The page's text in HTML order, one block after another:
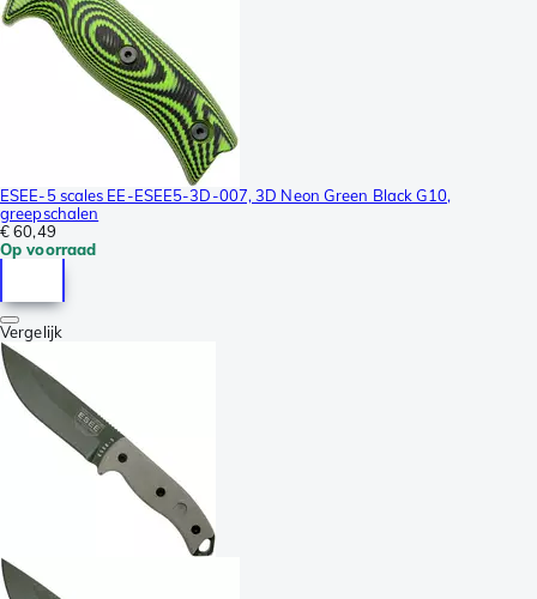
ESEE-5 scales EE-ESEE5-3D-007, 3D Neon Green Black G10,
greepschalen
€ 60,49
Op voorraad
Vergelijk